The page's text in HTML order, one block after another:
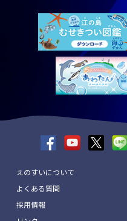
えのすいについて
よくある質問
採用情報